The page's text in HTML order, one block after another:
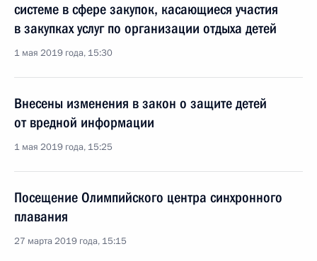
системе в сфере закупок, касающиеся участия
в закупках услуг по организации отдыха детей
1 мая 2019 года, 15:30
Внесены изменения в закон о защите детей
от вредной информации
1 мая 2019 года, 15:25
Посещение Олимпийского центра синхронного
плавания
27 марта 2019 года, 15:15